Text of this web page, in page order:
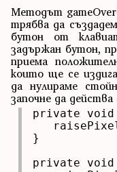
Методът
трябва да
бутон от
задържан бутон,
приема
които ще се
да нулираме
започне да
private void
}
private void